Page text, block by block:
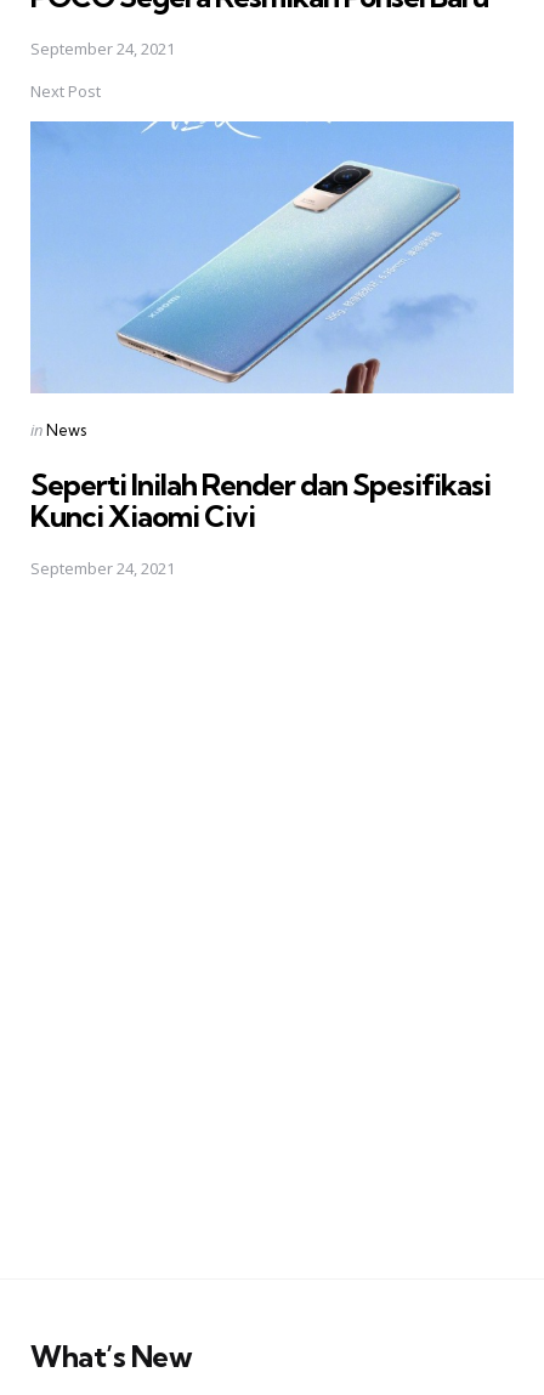
September 24, 2021
Next Post
Posted
inNews
Seperti Inilah Render dan Spesifikasi
Kunci Xiaomi Civi
September 24, 2021
What’s New